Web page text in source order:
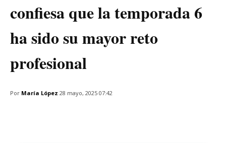
confiesa que la temporada 6
ha sido su mayor reto
profesional
Por María López 28 mayo, 2025 07:42